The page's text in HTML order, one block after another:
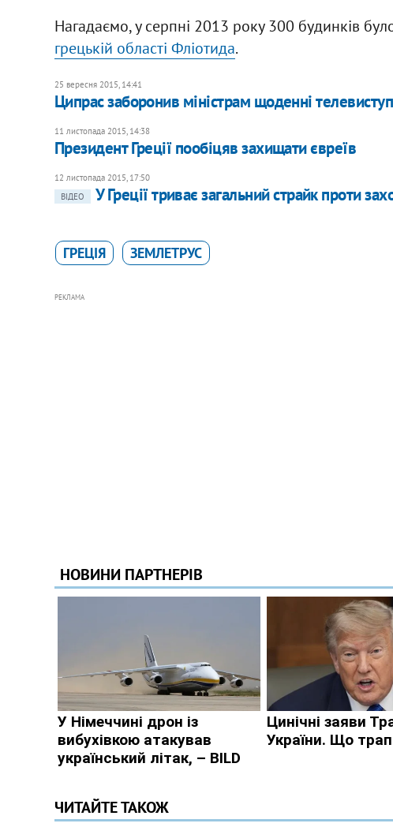
Нагадаємо, у серпні 2013 року 300 будинків
грецькій області Фліотида.
25 вересня 2015, 14:41
Ципрас заборонив міністрам щоденні
11 листопада 2015, 14:38
Президент Греції пообіцяв захищати євреїв
12 листопада 2015, 17:50
ВІДЕО
У Греції триває загальний страйк проти
ГРЕЦІЯ ЗЕМЛЕТРУС
РЕКЛАМА
ЧИТАЙТЕ ТАКОЖ